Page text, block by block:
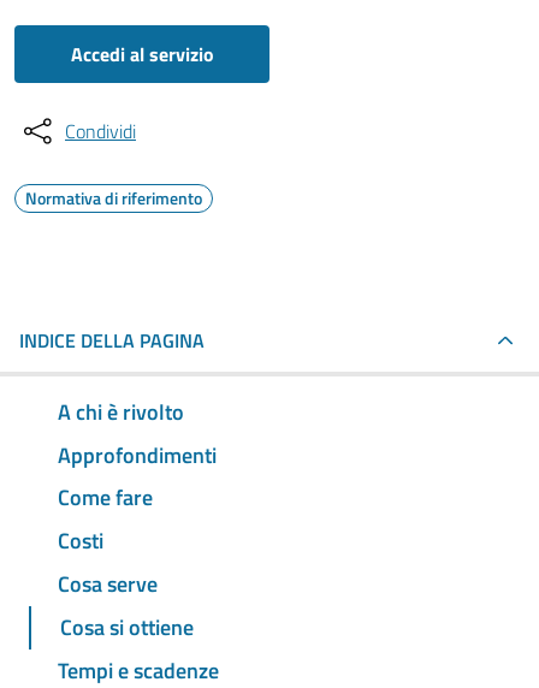
Accedi al servizio
Condividi
Normativa di riferimento
INDICE DELLA PAGINA
A chi è rivolto
Approfondimenti
Come fare
Costi
Cosa serve
Cosa si ottiene
Tempi e scadenze